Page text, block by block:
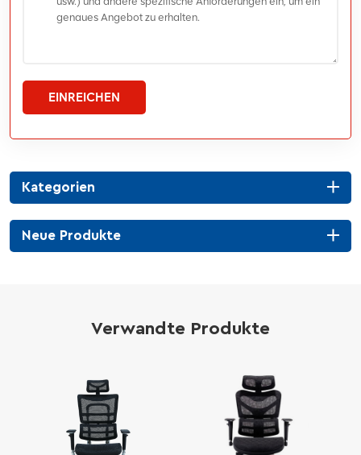
EINREICHEN
Kategorien
Neue Produkte
Verwandte Produkte